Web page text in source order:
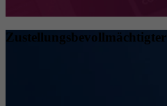
Zustellungsbevollmächtigter